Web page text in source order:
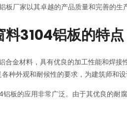
厂家以其卓越的产品质量和完善的生
3104铝板的特点
合金材料，具有优良的加工性能和焊
种外观和耐候性的要求，为建筑师和设
板的应用非常广泛。由于其优良的